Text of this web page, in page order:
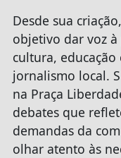
Desde sua
objetivo dar voz
cultura,
jornalismo local.
na Praça
debates que
demandas da
olhar atento às